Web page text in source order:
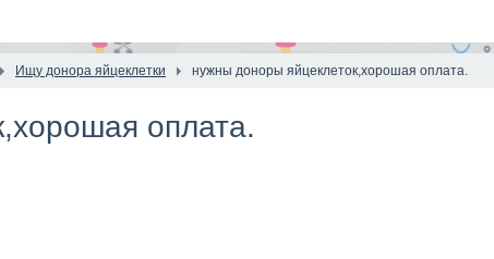
Ищу донора яйцеклетки нужны доноры яйцеклеток,хорошая оплата.
оплата.